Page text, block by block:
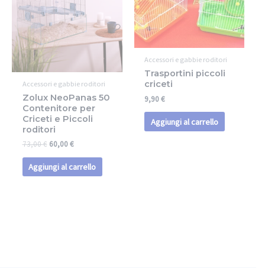
Accessori e gabbie roditori
Zolux NeoPanas 50
Contenitore per
Criceti e Piccoli
roditori
73,00€ 60,00€
Aggiungi al carrello
Accessori e gabbie roditori
Trasportini piccoli
criceti
9,90€
Aggiungi al carrello